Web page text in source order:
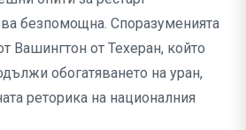
безпомощна. Споразуменията
Вашингтон от Техеран, който
обогатяването на уран,
реторика на националния